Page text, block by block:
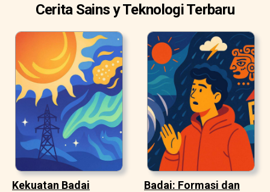
Cerita Sains y Teknologi Terbaru
Kekuatan Badai Badai: Formasi dan